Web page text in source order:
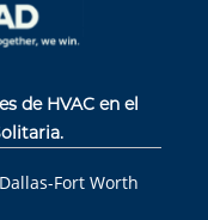
de HVAC en el
Fort Worth